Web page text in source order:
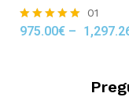
Rated
01
975.00€ –